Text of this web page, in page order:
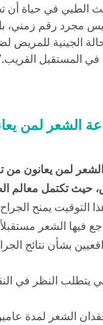
الطبي في حياة أن
مجرد رقم زمني،
الجينية للمريض
في المستقبل
الشعر لمن
لمن يعانون من
التوقيت يمنح
فيها الشعر
بشأن نتائج
يتطلب النظر في
الشعر لمدة